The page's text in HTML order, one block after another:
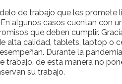
de trabajo que les promete
algunos casos cuentan con
que deben cumplir.
alta calidad, tablets, laptop o
Durante la
de esta manera no
su trabajo.